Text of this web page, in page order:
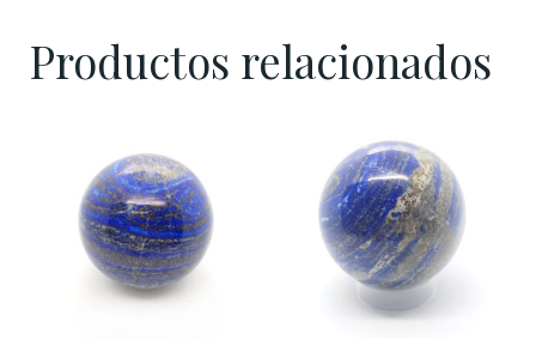
Productos relacionados